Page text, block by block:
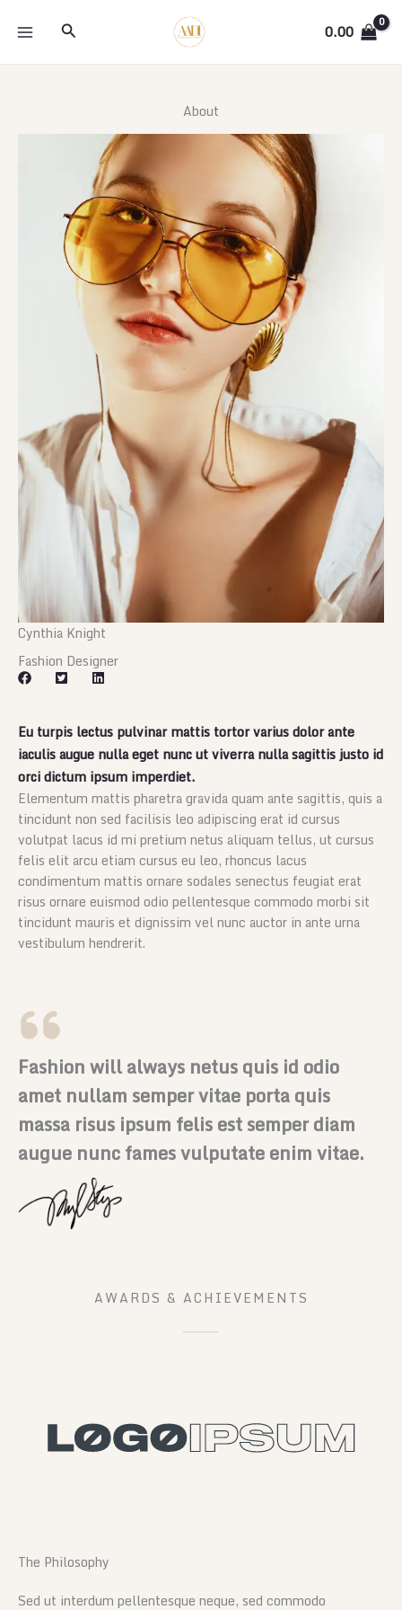
Search 0.00
About
Cynthia Knight
Fashion Designer
Eu turpis lectus pulvinar mattis tortor varius dolor ante
iaculis augue nulla eget nunc ut viverra nulla sagittis justo id
orci dictum ipsum imperdiet.
Elementum mattis pharetra gravida quam ante sagittis, quis a
tincidunt non sed facilisis leo adipiscing erat id cursus
volutpat lacus id mi pretium netus aliquam tellus, ut cursus
felis elit arcu etiam cursus eu leo, rhoncus lacus
condimentum mattis ornare sodales senectus feugiat erat
risus ornare euismod odio pellentesque commodo morbi sit
tincidunt mauris et dignissim vel nunc auctor in ante urna
vestibulum hendrerit.
Fashion will always netus quis id odio
amet nullam semper vitae porta quis
massa risus ipsum felis est semper diam
augue nunc fames vulputate enim vitae.​
AWARDS & ACHIEVEMENTS
The Philosophy
Sed ut interdum pellentesque neque, sed commodo